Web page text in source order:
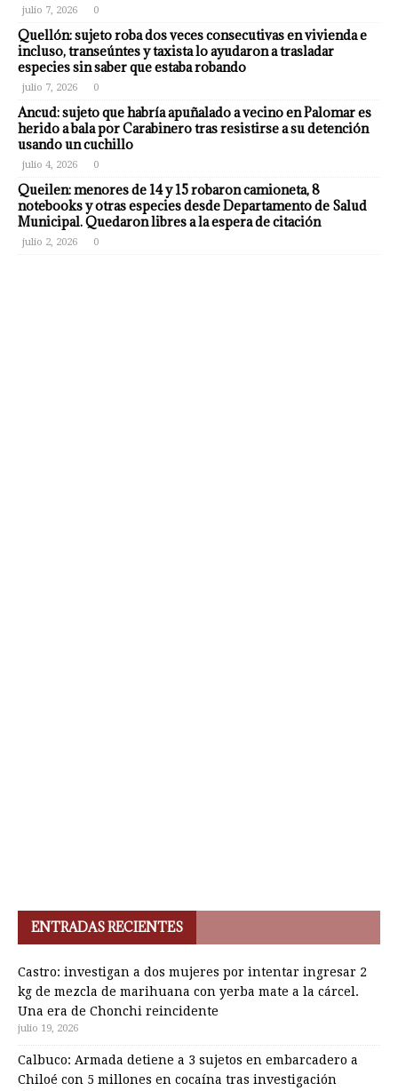
julio 7, 2026 0
Quellón: sujeto roba dos veces consecutivas en vivienda e
incluso, transeúntes y taxista lo ayudaron a trasladar
especies sin saber que estaba robando
julio 7, 2026 0
Ancud: sujeto que habría apuñalado a vecino en Palomar es
herido a bala por Carabinero tras resistirse a su detención
usando un cuchillo
julio 4, 2026 0
Queilen: menores de 14 y 15 robaron camioneta, 8
notebooks y otras especies desde Departamento de Salud
Municipal. Quedaron libres a la espera de citación
julio 2, 2026 0
ENTRADAS RECIENTES
Castro: investigan a dos mujeres por intentar ingresar 2
kg de mezcla de marihuana con yerba mate a la cárcel.
Una era de Chonchi reincidente
julio 19, 2026
Calbuco: Armada detiene a 3 sujetos en embarcadero a
Chiloé con 5 millones en cocaína tras investigación